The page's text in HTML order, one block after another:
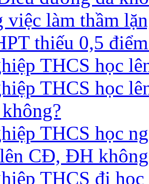
việc làm thầm
thiếu 0,5
THCS học
THCS học
THCS học
CĐ, ĐH
THCS đi học